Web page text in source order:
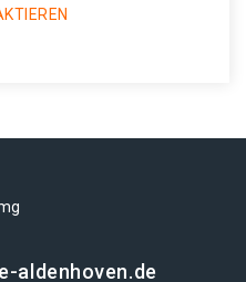
aldenhoven.de